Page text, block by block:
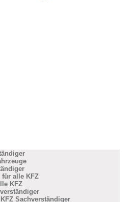
für alle KFZ
KFZ
Sachverständiger